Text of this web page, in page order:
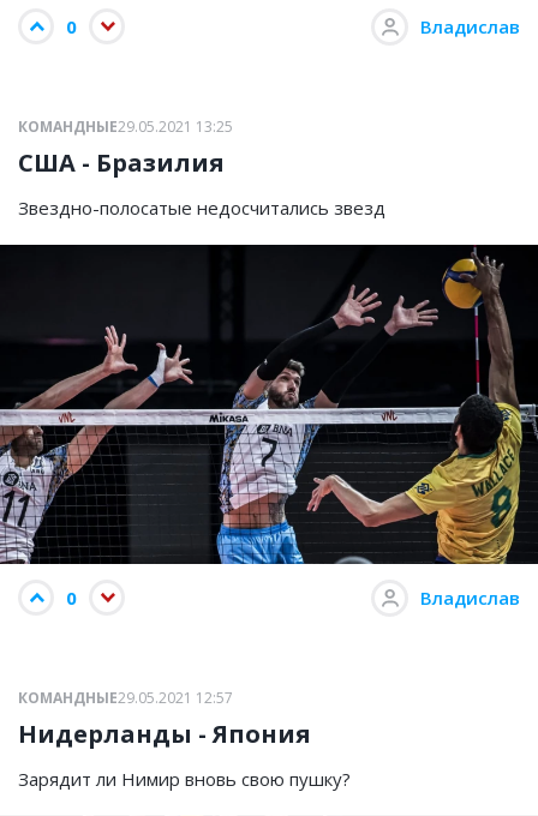
0 Владислав
КОМАНДНЫЕ29.05.2021 13:25
США - Бразилия
Звездно-полосатые недосчитались звезд
0 Владислав
КОМАНДНЫЕ29.05.2021 12:57
Нидерланды - Япония
Зарядит ли Нимир вновь свою пушку?